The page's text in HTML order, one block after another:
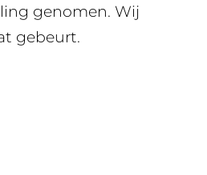
genomen. Wij
gebeurt.